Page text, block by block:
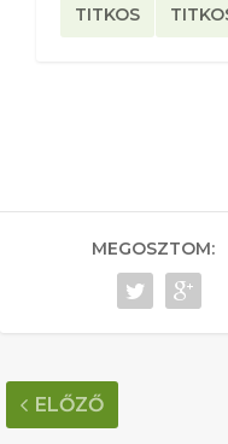
TITKOS
MEGOSZTOM:
ELŐZŐ